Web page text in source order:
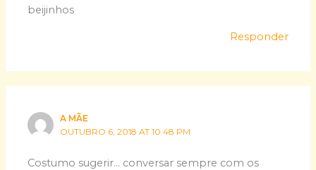
beijinhos
Responder
A MÃE
OUTUBRO 6, 2018 AT 10:48 PM
Costumo sugerir… conversar sempre com os